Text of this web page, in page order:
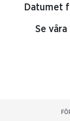
Datumet
Se